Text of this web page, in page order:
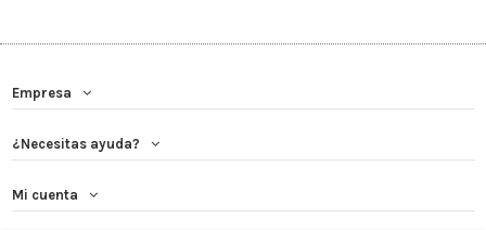
Empresa
¿Necesitas ayuda?
Mi cuenta